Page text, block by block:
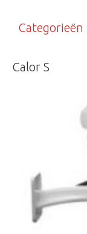
Categorieën
Calor S